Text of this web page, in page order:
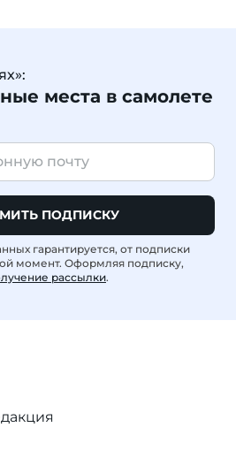
места в самолете
ПОДПИСКУ
гарантируется, от подписки
момент. Оформляя подписку,
рассылки.